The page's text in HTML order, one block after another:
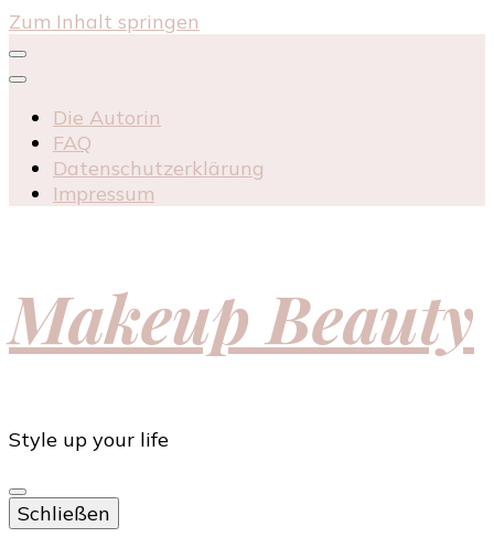
Zum Inhalt springen
Die Autorin
FAQ
Datenschutzerklärung
Impressum
Makeup Beauty
Style up your life
Schließen